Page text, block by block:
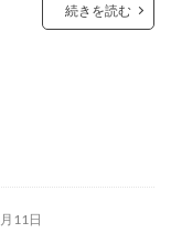
続きを読む
11日